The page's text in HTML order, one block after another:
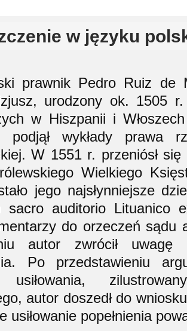
w języku
prawnik Pedro Ruiz de
urodzony ok. 1505
w Hiszpanii i
wykłady prawa
W 1551 r. przeniósł
Wielkiego
jego najsłynniejsze
sacro auditorio Lituanico
do orzeczeń sądu
autor zwrócił
Po przedstawieniu
usiłowania,
autor doszedł do
usiłowanie popełnienia